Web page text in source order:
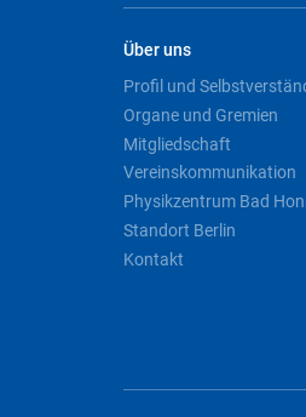
Über uns
Profil und
Organe und Gremien
Mitgliedschaft
Vereinskommunikation
Physikzentrum Bad
Standort Berlin
Kontakt